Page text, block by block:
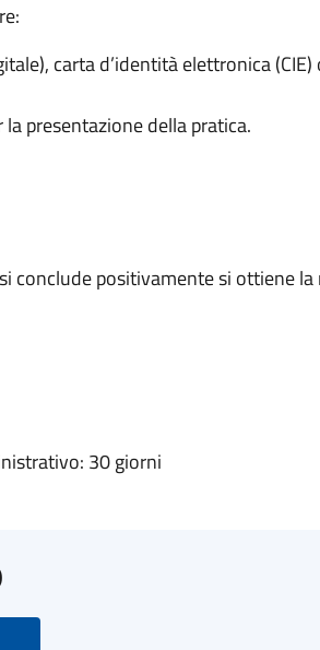
carta d’identità elettronica (CIE)
presentazione della pratica.
conclude positivamente si ottiene la
30 giorni